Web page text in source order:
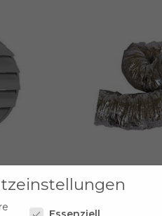
WSK
05 Flexibler
Flexibles